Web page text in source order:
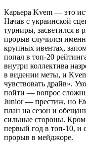
Карьера Kvem — это
Начав с украинской
турниры, засветился в
прорыв случился
крупных ивентах,
попал в топ-20
внутри коллектива
в видении меты, и
чувствовать драйв».
пойти — вопрос
Junior — престиж, но
план на сезон и
сильные стороны.
первый год в топ-10, и
прорыв в мейджоре.